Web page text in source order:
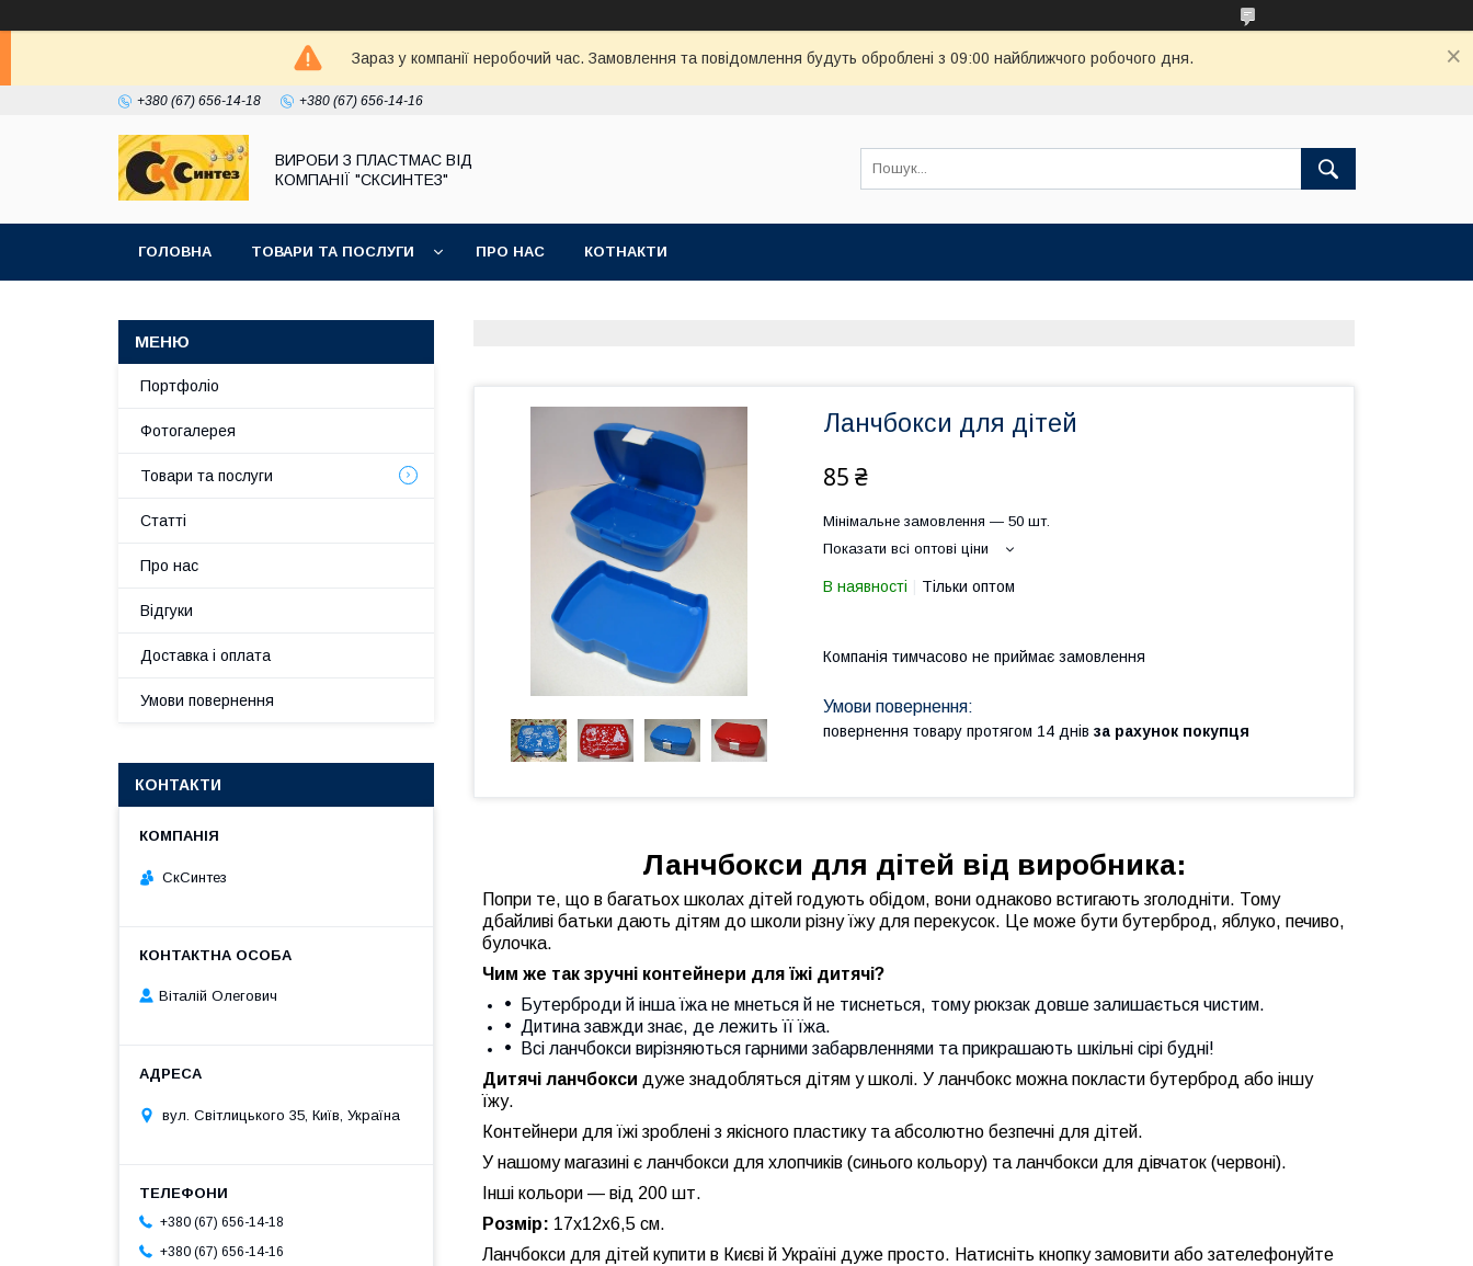
Зараз у компанії неробочий час. Замовлення та повідомлення будуть оброблені з 09:00 найближчого робочого дня.
+380 (67) 656-14-18 +380 (67) 656-14-16
ВИРОБИ З ПЛАСТМАС ВІД
КОМПАНІЇ "СКСИНТЕЗ"
ГОЛОВНА ТОВАРИ ТА ПОСЛУГИ ПРО НАС КОТНАКТИ
Ланчбокси для дітей
85 ₴
Мінімальне замовлення — 50 шт.
Показати всі оптові ціни
В наявності Тільки оптом
Компанія тимчасово не приймає замовлення
повернення товару протягом 14 днів за рахунок покупця
Ланчбокси для дітей від виробника:
Попри те, що в багатьох школах дітей годують обідом, вони однаково встигають зголодніти. Тому
дбайливі батьки дають дітям до школи різну їжу для перекусок. Це може бути бутерброд, яблуко, печиво,
булочка.
Чим же так зручні контейнери для їжі дитячі?
Бутерброди й інша їжа не мнеться й не тиснеться, тому рюкзак довше залишається чистим.
Дитина завжди знає, де лежить її їжа.
Всі ланчбокси вирізняються гарними забарвленнями та прикрашають шкільні сірі будні!
Дитячі ланчбокси дуже знадобляться дітям у школі. У ланчбокс можна покласти бутерброд або іншу
їжу.
Контейнери для їжі зроблені з якісного пластику та абсолютно безпечні для дітей.
У нашому магазині є ланчбокси для хлопчиків (синього кольору) та ланчбокси для дівчаток (червоні).
Інші кольори — від 200 шт.
Розмір: 17х12х6,5 см.
Ланчбокси для дітей купити в Києві й Україні дуже просто. Натисніть кнопку замовити або зателефонуйте
Портфоліо
Фотогалерея
Товари та послуги
Статті
Про нас
Відгуки
Доставка і оплата
Умови повернення
КОНТАКТИ
СкСинтез
Віталій Олегович
вул. Світлицького 35, Київ, Україна
+380 (67) 656-14-18
+380 (67) 656-14-16